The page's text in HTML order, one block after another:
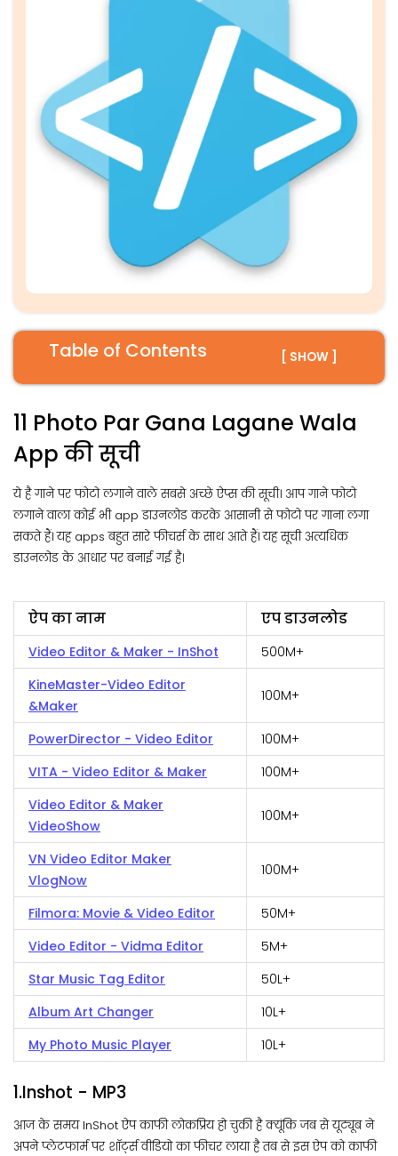
Table of Contents [ SHOW ]
11 Photo Par Gana Lagane Wala
App की सूची
ये है गाने पर फोटो लगाने वाले सबसे अच्छे ऐप्स की सूची। आप गाने फोटो
लगाने वाला कोई भी app डाउनलोड करके आसानी से फोटो पर गाना लगा
सकते हैं। यह apps बहुत सारे फीचर्स के साथ आते हैं। यह सूची अत्यधिक
डाउनलोड के आधार पर बनाई गई है।
ऐप का नाम एप डाउनलोड
Video Editor & Maker - InShot
500M+
KineMaster-Video Editor
&Maker
100M+
PowerDirector - Video Editor
100M+
VITA - Video Editor & Maker
100M+
Video Editor & Maker
VideoShow
100M+
VN Video Editor Maker
VlogNow
100M+
Filmora: Movie & Video Editor
50M+
Video Editor - Vidma Editor
5M+
Star Music Tag Editor
50L+
Album Art Changer
10L+
My Photo Music Player
10L+
1.Inshot - MP3
आज के समय InShot ऐप काफी लोकप्रिय हो चुकी है क्यूंकि जब से यूट्यूब ने
अपने प्लेटफार्म पर शॉर्ट्स वीडियो का फीचर लाया है तब से इस ऐप को काफी